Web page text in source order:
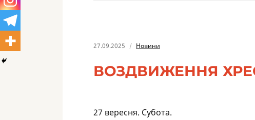
27.09.2025 Новини
ВОЗДВИЖЕННЯ
27 вересня. Субота.